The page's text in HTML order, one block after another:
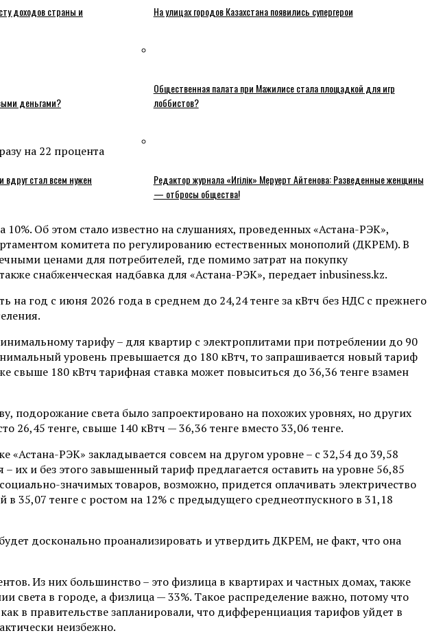
доходов страны и
деньгами?
вдруг стал всем нужен
На улицах городов Казахстана появились супергерои
Общественная палата при Мажилисе стала площадкой для игр
лоббистов?
Редактор журнала «Игілік» Меруерт Айтенова: Разведенные женщины
— отбросы общества!
на 22 процента
Об этом стало известно на слушаниях, проведенных «Астана-РЭК»,
комитета по регулированию естественных монополий (ДКРЕМ). В
ценами для потребителей, где помимо затрат на покупку
снабженческая надбавка для «Астана-РЭК», передает inbusiness.kz.
на год с июня 2026 года в среднем до 24,24 тенге за кВтч без НДС с прежнего
тарифу – для квартир с электроплитами при потреблении до 90
уровень превышается до 180 кВтч, то запрашивается новый тариф
свыше 180 кВтч тарифная ставка может повыситься до 36,36 тенге взамен
подорожание света было запроектировано на похожих уровнях, но других
26,45 тенге, свыше 140 кВтч — 36,36 тенге вместо 33,06 тенге.
РЭК» закладывается совсем на другом уровне – с 32,54 до 39,58
и без этого завышенный тариф предлагается оставить на уровне 56,85
значимых товаров, возможно, придется оплачивать электричество
35,07 тенге с ростом на 12% с предыдущего среднеотпускного в 31,18
досконально проанализировать и утвердить ДКРЕМ, не факт, что она
Из них большинство – это физлица в квартирах и частных домах, также
в городе, а физлица — 33%. Такое распределение важно, потому что
в правительстве запланировали, что дифференциация тарифов уйдет в
неизбежно.